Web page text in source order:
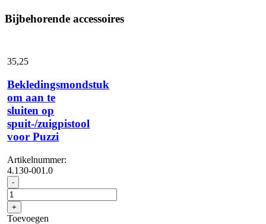
Bijbehorende accessoires
35,25
Bekledingsmondstuk
om aan te
sluiten op
spuit-/zuigpistool
voor Puzzi
Artikelnummer:
4.130-001.0
- Bekledingsmondstuk
om
aan
te
+
Toevoegen